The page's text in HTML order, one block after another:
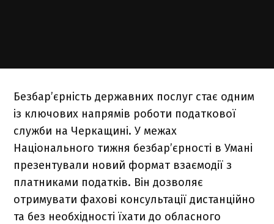
Безбар’єрність державних послуг стає одним
із ключових напрямів роботи податкової
служби на Черкащині. У межах
Національного тижня безбар’єрності в Умані
презентували новий формат взаємодії з
платниками податків. Він дозволяє
отримувати фахові консультації дистанційно
та без необхідності їхати до обласного